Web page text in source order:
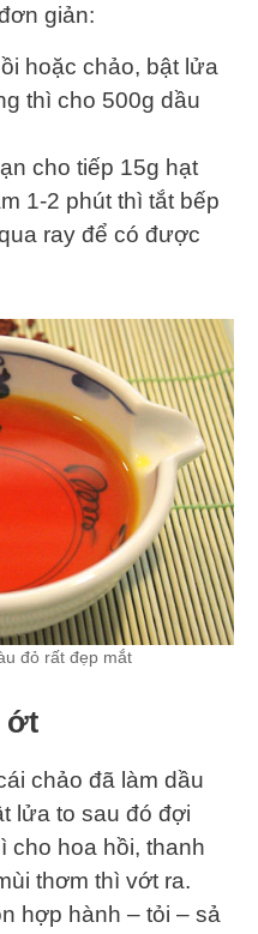
giản:
hoặc chảo, bật lửa
thì cho 500g dầu
cho tiếp 15g hạt
1-2 phút thì tắt bếp
ray để có được
đỏ rất đẹp mắt
ớt
chảo đã làm dầu
lửa to sau đó đợi
cho hoa hồi, thanh
thơm thì vớt ra.
hợp hành – tỏi – sả